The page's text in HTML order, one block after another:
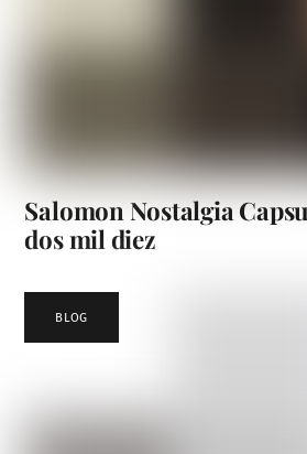
Salomon Nostalgia
dos mil diez
BLOG